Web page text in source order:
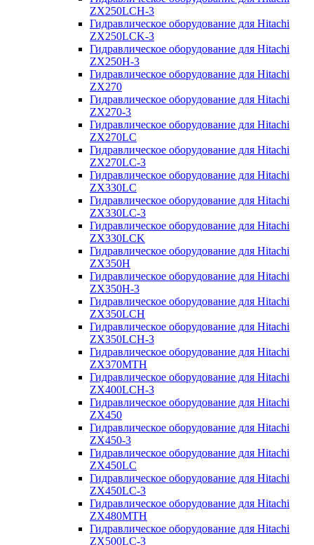
ZX250LCH-3
Гидравлическое оборудование для Hitachi
ZX250LCK-3
Гидравлическое оборудование для Hitachi
ZX250Н-3
Гидравлическое оборудование для Hitachi
ZX270
Гидравлическое оборудование для Hitachi
ZX270-3
Гидравлическое оборудование для Hitachi
ZX270LC
Гидравлическое оборудование для Hitachi
ZX270LC-3
Гидравлическое оборудование для Hitachi
ZX330LC
Гидравлическое оборудование для Hitachi
ZX330LC-3
Гидравлическое оборудование для Hitachi
ZX330LCK
Гидравлическое оборудование для Hitachi
ZX350H
Гидравлическое оборудование для Hitachi
ZX350H-3
Гидравлическое оборудование для Hitachi
ZX350LCH
Гидравлическое оборудование для Hitachi
ZX350LCH-3
Гидравлическое оборудование для Hitachi
ZX370MTH
Гидравлическое оборудование для Hitachi
ZX400LCH-3
Гидравлическое оборудование для Hitachi
ZX450
Гидравлическое оборудование для Hitachi
ZX450-3
Гидравлическое оборудование для Hitachi
ZX450LC
Гидравлическое оборудование для Hitachi
ZX450LC-3
Гидравлическое оборудование для Hitachi
ZX480MTH
Гидравлическое оборудование для Hitachi
ZX500LC-3